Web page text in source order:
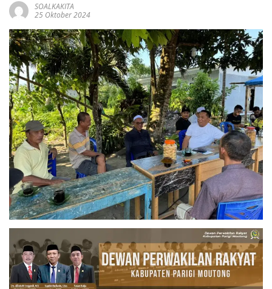
SOALKAKITA
25 Oktober 2024